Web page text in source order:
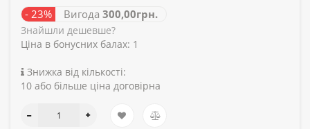
- 23% Вигода 300,00грн.
Знайшли дешевше?
Ціна в бонусних балах: 1
Знижка від кількості:
10 або більше ціна договірна